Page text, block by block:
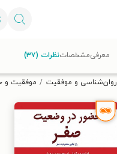
تخفیف از طاقچه دریافت کن.
روان‌شناسی و موفقیت موفقیت و
معرفیمشخصاتنظرات (۳۷)